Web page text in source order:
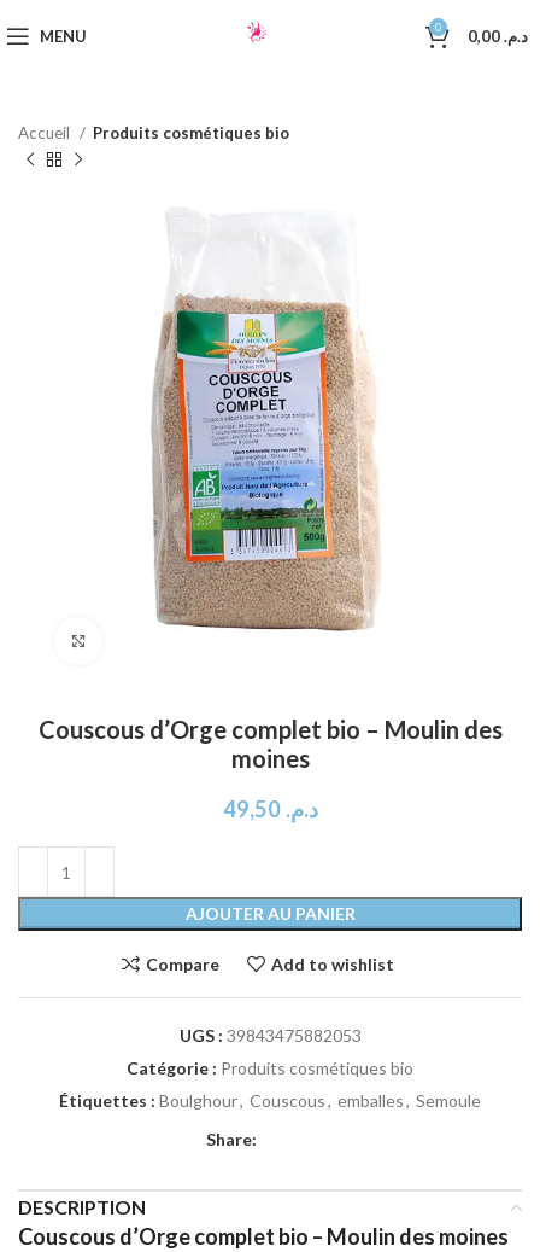
MENU 0 د.م.
Accueil Produits cosmétiques bio
Couscous d’Orge complet bio – Moulin des
moines
د.م. 49,50
AJOUTER AU PANIER
Compare Add to wishlist
UGS : 39843475882053
Catégorie : Produits cosmétiques bio
Étiquettes : Boulghour, Couscous, emballes, Semoule
Share:
DESCRIPTION
Couscous d’Orge complet bio – Moulin des moines